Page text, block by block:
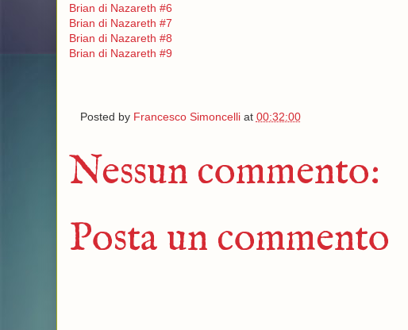
Brian di Nazareth #6
Brian di Nazareth #7
Brian di Nazareth #8
Brian di Nazareth #9
Posted by Francesco Simoncelli at 00:32:00
Nessun commento:
Posta un commento